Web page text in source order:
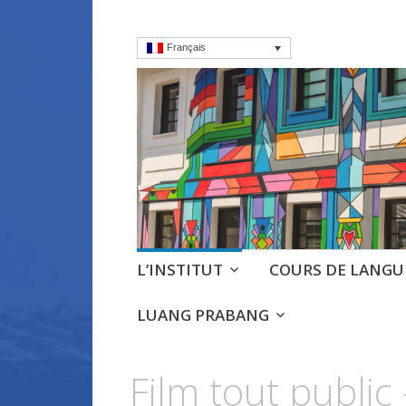
Français
Institut
Cours, culture et débats
Aller
contenu
L’INSTITUT COURS DE
LUANG PRABANG
Film tout public